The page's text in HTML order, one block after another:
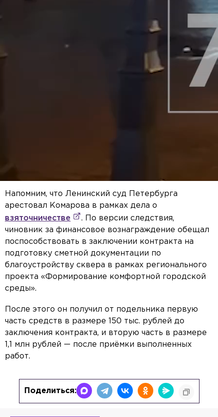
Напомним, что Ленинский суд Петербурга
арестовал Комарова в рамках дела о
взяточничестве
. По версии следствия,
чиновник за финансовое вознаграждение обещал
поспособствовать в заключении контракта на
подготовку сметной документации по
благоустройству сквера в рамках регионального
проекта «Формирование комфортной городской
среды».
После этого он получил от подельника первую
часть средств в размере 150 тыс. рублей до
заключения контракта, и вторую часть в размере
1,1 млн рублей — после приёмки выполненных
работ.
Поделиться: